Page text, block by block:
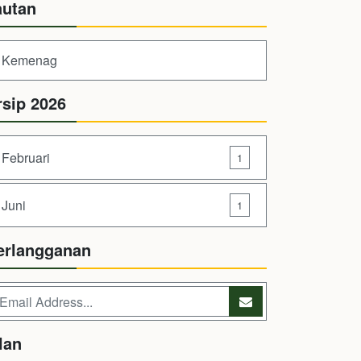
Kemenag
2026
Februari 1
Juni 1